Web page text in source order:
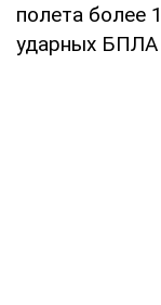
полета более
ударных БПЛА